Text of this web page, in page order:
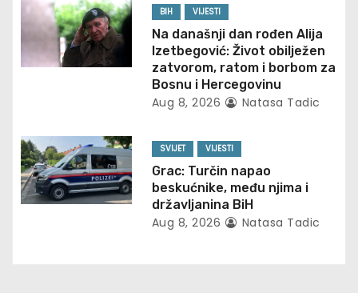
a
t
n
BIH VIJESTI
Na današnji dan rođen Alija
Izetbegović: Život obilježen
zatvorom, ratom i borbom za
Bosnu i Hercegovinu
Aug 8, 2026 Natasa Tadic
SVIJET VIJESTI
Grac: Turčin napao
beskućnike, među njima i
državljanina BiH
Aug 8, 2026 Natasa Tadic